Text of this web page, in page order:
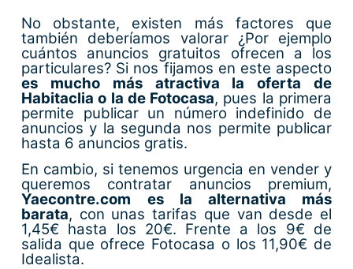
No obstante, existen más factores que
también deberíamos valorar ¿Por ejemplo
cuántos anuncios gratuitos ofrecen a los
particulares? Si nos fijamos en este aspecto
es mucho más atractiva la oferta de
Habitaclia o la de Fotocasa, pues la primera
permite publicar un número indefinido de
anuncios y la segunda nos permite publicar
hasta 6 anuncios gratis.
En cambio, si tenemos urgencia en vender y
queremos contratar anuncios premium,
Yaecontre.com
es la alternativa más
barata, con unas tarifas que van desde el
1,45€ hasta los 20€. Frente a los 9€ de
salida que ofrece Fotocasa o los 11,90€ de
Idealista.